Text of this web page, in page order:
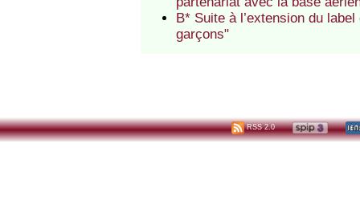
B* Suite à l’extension du
garçons"
RSS 2.0